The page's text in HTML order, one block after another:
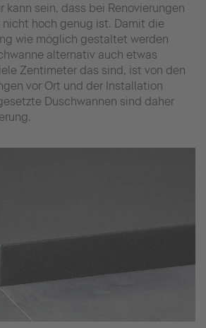
kann sein, dass bei Renovierungen
hoch genug ist. Damit die
wie möglich gestaltet werden
alternativ auch etwas
Zentimeter das sind, ist von den
vor Ort und der Installation
Duschwannen sind daher